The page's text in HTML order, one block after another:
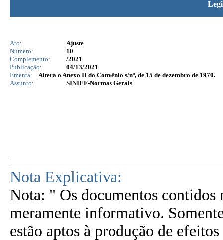
Ato:
Ajuste
Número:
10
Complemento:
/2021
Publicação:
04/13/2021
Ementa:
Altera o Anexo II do Convênio s/nº, de 15 de dezembro de 1970.
Assunto:
SINIEF-Normas Gerais
Nota Explicativa:
Nota: " Os documentos contidos
meramente informativo.
estão aptos à produção de